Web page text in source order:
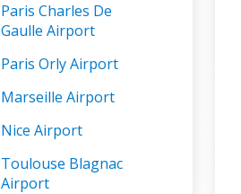
Paris Charles De
Gaulle Airport
Paris Orly Airport
Marseille Airport
Nice Airport
Toulouse Blagnac
Airport